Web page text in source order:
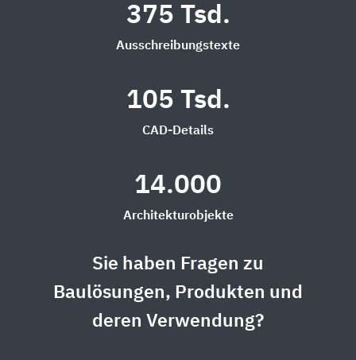
375 Tsd.
Ausschreibungstexte
105 Tsd.
CAD-Details
14.000
Architekturobjekte
Sie haben Fragen zu
Baulösungen, Produkten und
deren Verwendung?